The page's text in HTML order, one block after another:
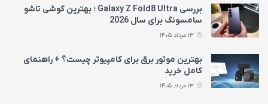
بررسی Galaxy Z Fold8 Ultra ؛ بهترین گوشی تاشو
سامسونگ برای سال 2026
بهترین موتور برق برای کامپیوتر چیست؟ + راهنمای
کامل خرید